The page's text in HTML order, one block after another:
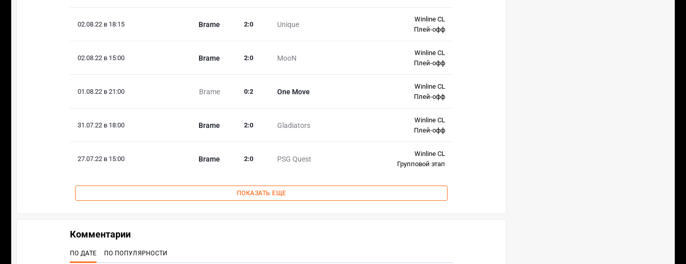
02.08.22 в 18:15 Brame Unique
2:0
Winline CL
Плей-офф
02.08.22 в 15:00 Brame MooN
2:0
Winline CL
Плей-офф
01.08.22 в 21:00 Brame One Move
0:2
Winline CL
Плей-офф
31.07.22 в 18:00 Brame Gladiators
2:0
Winline CL
Плей-офф
27.07.22 в 15:00 Brame PSG Quest
2:0
Winline CL
Групповой этап
ПОКАЗАТЬ ЕЩЕ
Комментарии
ПО ДАТЕ ПО ПОПУЛЯРНОСТИ